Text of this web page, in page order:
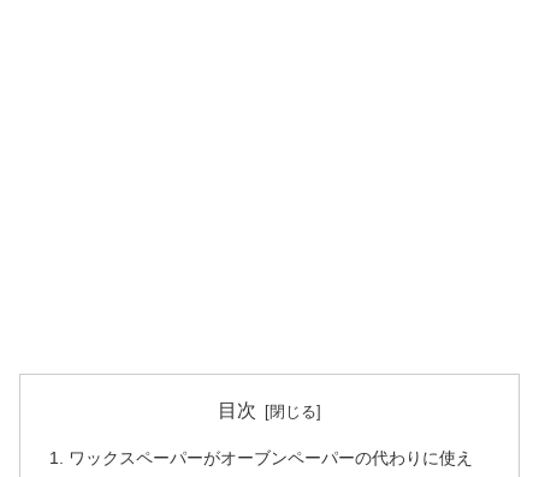
目次
ワックスペーパーがオーブンペーパーの代わりに使え